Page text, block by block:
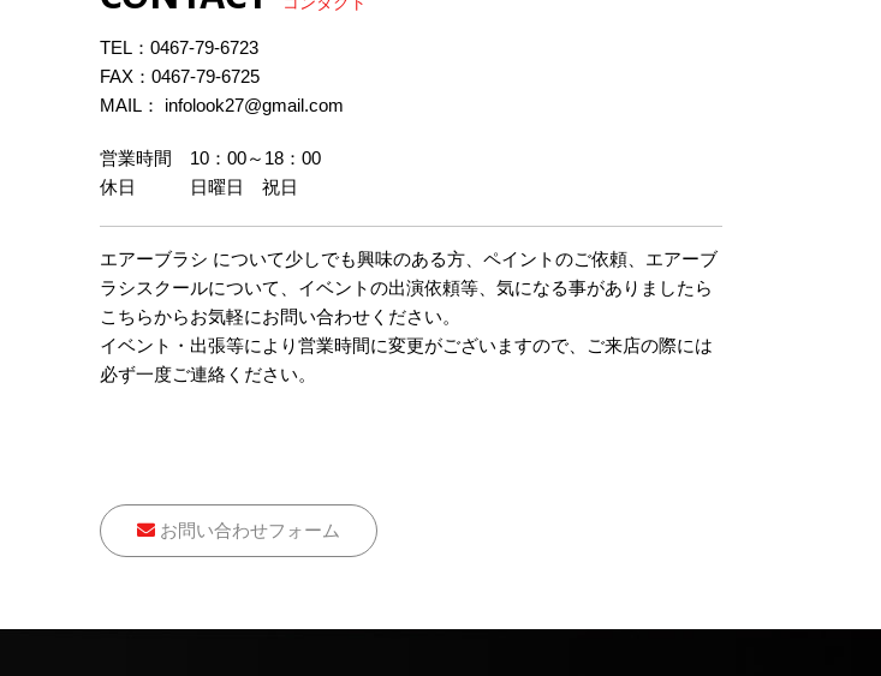
TEL： 0467-79-6723
FAX：0467-79-6725
MAIL： infolook27@gmail.com
営業時間 10：00～18：00
休日 日曜日 祝日
エアーブラシ について少しでも興味のある方、ペイントのご依頼、エアーブ
ラシスクールについて、イベントの出演依頼等、気になる事がありましたら
こちらからお気軽にお問い合わせください。
イベント・出張等により営業時間に変更がございますので、ご来店の際には
必ず一度ご連絡ください。
お問い合わせフォーム